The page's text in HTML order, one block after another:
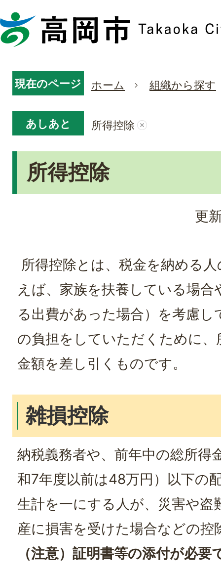
現在のページ ホーム 組織から探す
あしあと 所得控除
所得控除
更
所得控除とは、税金を納める
えば、家族を扶養している場合
る出費があった場合）を考慮し
の負担をしていただくために
金額を差し引くものです。
雑損控除
納税義務者や、前年中の総所得
和7年度以前は48万円）以下の
生計を一にする人が、災害や盗
産に損害を受けた場合などの控
（注意）証明書等の添付が必要